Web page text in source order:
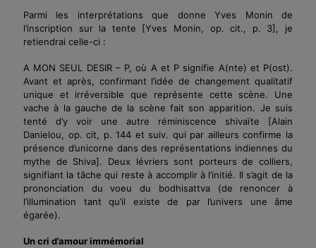
Parmi les interprétations que donne Yves Monin de
l’inscription sur la tente [Yves Monin, op. cit., p. 3]
, je
retiendrai celle-ci :
A MON SEUL DESIR – P, où A et P signifie A(nte) et P(ost).
Avant et après, confirmant l’idée de changement qualitatif
unique et irréversible que représente cette scène. Une
vache à la gauche de la scène fait son apparition. Je suis
tenté d’y voir une autre réminiscence shivaïte [Alain
Danielou, op. cit, p. 144 et suiv. qui par ailleurs confirme la
présence d’unicorne dans des représentations indiennes du
mythe de Shiva]. Deux lévriers sont porteurs de colliers,
signifiant la tâche qui reste à accomplir à l’initié. Il s’agit de la
prononciation du voeu du bodhisattva (de renoncer à
l’illumination tant qu’il existe de par l’univers une âme
égarée).
Un cri d’amour immémorial